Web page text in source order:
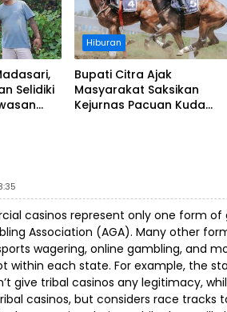
Selidiki
Hiburan
Bupati Citra Ajak
Masyarakat Saksikan
Kejurnas Pacuan Kuda
casinos represent only one form of
Association (AGA). Many other
wagering, online gambling, and
within each state. For example, the
give tribal casinos any legitimacy,
casinos, but considers race tracks